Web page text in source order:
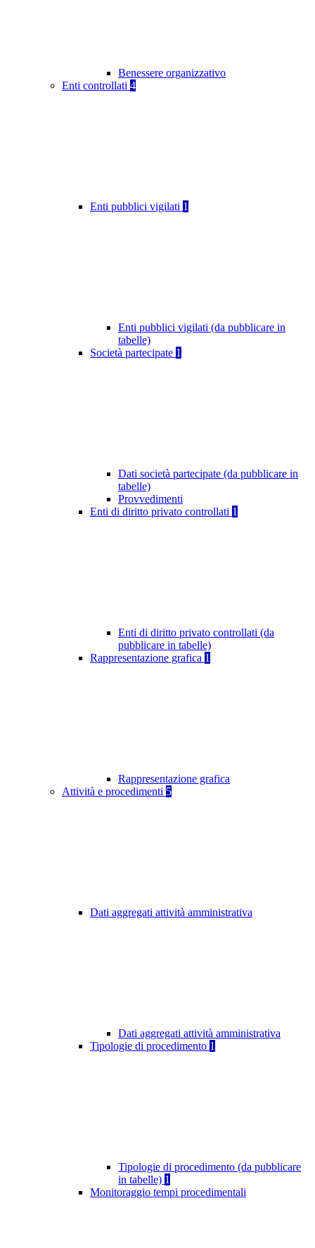
Benessere organizzativo
Enti controllati 4
Enti pubblici vigilati 1
Enti pubblici vigilati (da pubblicare in
tabelle)
Società partecipate 1
Dati società partecipate (da pubblicare in
tabelle)
Provvedimenti
Enti di diritto privato controllati 1
Enti di diritto privato controllati (da
pubblicare in tabelle)
Rappresentazione grafica 1
Rappresentazione grafica
Attività e procedimenti 5
Dati aggregati attività amministrativa
Dati aggregati attività amministrativa
Tipologie di procedimento 1
Tipologie di procedimento (da pubblicare
in tabelle) 1
Monitoraggio tempi procedimentali